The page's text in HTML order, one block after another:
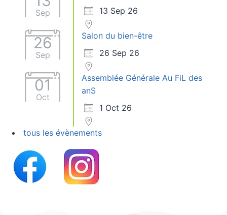
Sep
13 Sep 26
26
Sep
Salon du bien-être
26 Sep 26
01
Oct
Assemblée Générale Au FiL des
anS
1 Oct 26
tous les évènements